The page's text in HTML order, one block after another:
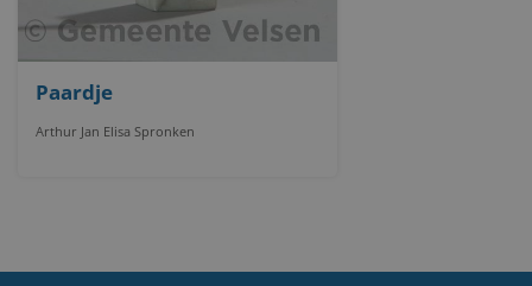
Paardje
Arthur Jan Elisa Spronken